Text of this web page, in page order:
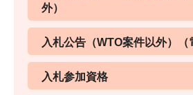
外）
入札公告（WTO案件以外）（
入札参加資格